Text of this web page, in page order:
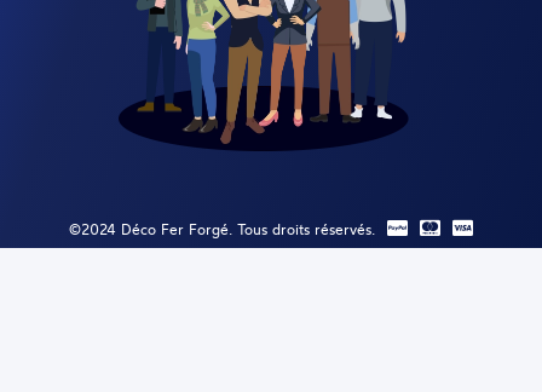
©2024 Déco Fer Forgé. Tous droits réservés.